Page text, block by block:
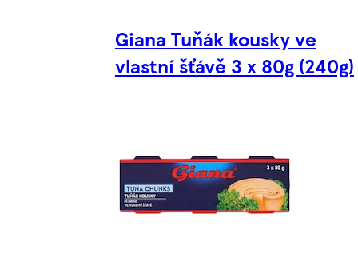
Giana Tuňák kousky ve
vlastní šťávě 3 x 80g (240g)